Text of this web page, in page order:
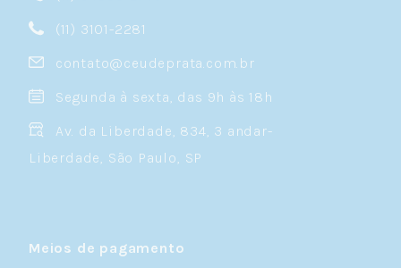
(11) 3101-2281
contato@ceudeprata.com.br
Segunda à sexta, das 9h às 18h
Av. da Liberdade, 834, 3 andar-
Liberdade, São Paulo, SP
Meios de pagamento